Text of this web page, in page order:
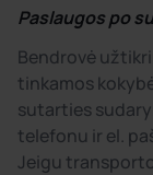
Paslaugos po
Bendrovė
tinkamos
sutarties
telefonu ir el.
Jeigu